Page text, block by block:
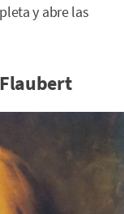
y abre las